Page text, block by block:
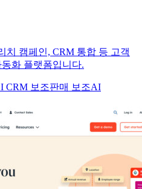
치 캠페인, CRM 통합 등 고객
화 플랫폼입니다.
CRM 보조판매 보조AI